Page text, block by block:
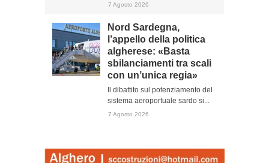
7 Agosto 2026
Nord Sardegna,
l’appello della politica
algherese: «Basta
sbilanciamenti tra scali
con un’unica regia»
Il dibattito sul potenziamento del
sistema aeroportuale sardo si...
7 Agosto 2026